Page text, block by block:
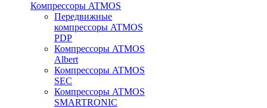
Компрессоры ATMOS
Передвижные
компрессоры ATMOS
PDP
Компрессоры ATMOS
Albert
Компрессоры ATMOS
SEC
Компрессоры ATMOS
SMARTRONIC